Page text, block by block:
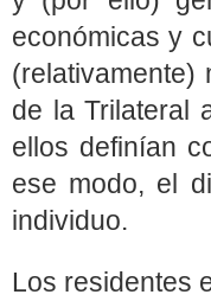
económicas y
(relativamente)
de la Trilateral
ellos definían
ese modo, el
individuo.
Los residentes